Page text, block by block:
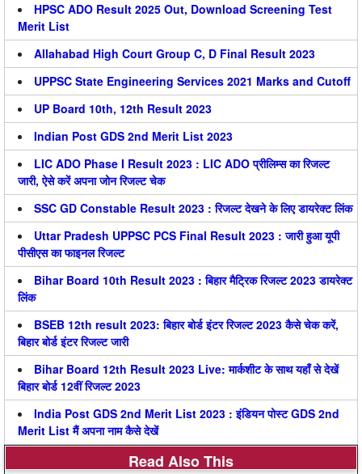
HPSC ADO Result 2025 Out, Download Screening Test
Merit List
Allahabad High Court Group C, D Final Result 2023
UPPSC State Engineering Services 2021 Marks and Cutoff
UP Board 10th, 12th Result 2023
Indian Post GDS 2nd Merit List 2023
LIC ADO Phase I Result 2023 : LIC ADO प्रीलिम्स का रिजल्ट
जारी, ऐसे करें अपना जोन रिजल्ट चेक
SSC GD Constable Result 2023 : रिजल्ट देखने के लिए डायरेक्ट लिंक
Uttar Pradesh UPPSC PCS Final Result 2023 : जारी हुआ यूपी
पीसीएस का फाइनल रिजल्ट
Bihar Board 10th Result 2023 : बिहार मैट्रिक रिजल्ट 2023 डायरेक्ट
लिंक
BSEB 12th result 2023: बिहार बोर्ड इंटर रिजल्ट 2023 कैसे चेक करें,
बिहार बोर्ड इंटर रिजल्ट जारी
Bihar Board 12th Result 2023 Live: मार्कशीट के साथ यहाँ से देखें
बिहार बोर्ड 12वीं रिजल्ट 2023
India Post GDS 2nd Merit List 2023 : इंडियन पोस्ट GDS 2nd
Merit List मैं अपना नाम कैसे देखें
Read Also This